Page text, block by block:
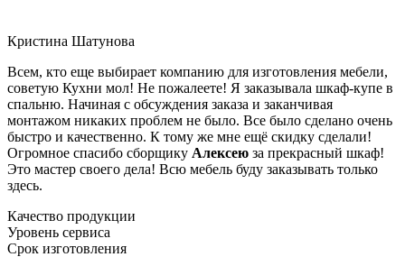
Кристина Шатунова
Всем, кто еще выбирает компанию для изготовления мебели,
советую Кухни мол! Не пожалеете! Я заказывала шкаф-купе в
спальню. Начиная с обсуждения заказа и заканчивая
монтажом никаких проблем не было. Все было сделано очень
быстро и качественно. К тому же мне ещё скидку сделали!
Огромное спасибо сборщику Алексею за прекрасный шкаф!
Это мастер своего дела! Всю мебель буду заказывать только
здесь.
Качество продукции
Уровень сервиса
Срок изготовления